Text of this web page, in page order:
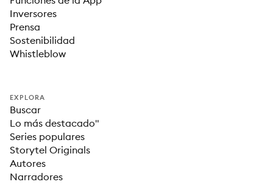
Inversores
Prensa
Sostenibilidad
Whistleblow
EXPLORA
Buscar
Lo más destacado"
Series populares
Storytel Originals
Autores
Narradores